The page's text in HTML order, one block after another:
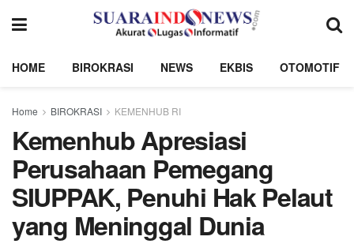
HOME BIROKRASI NEWS EKBIS OTOMOTIF
Home BIROKRASI KEMENHUB RI
Kemenhub Apresiasi
Perusahaan Pemegang
SIUPPAK, Penuhi Hak Pelaut
yang Meninggal Dunia